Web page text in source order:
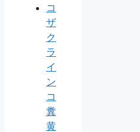
コ
ザ
ク
ラ
イ
ン
コ
糞
黄